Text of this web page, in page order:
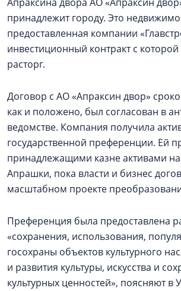
принадлежит городу. Это
предоставленная компании
инвестиционный контракт с
расторг.
Договор с АО «Апраксин двор»
как и положено, был согласован в
ведомстве. Компания получила
государственной преференции. Ей
принадлежащими казне активами
Апрашки, пока власти и бизнес
масштабном проекте
Преференция была предоставлена
«сохранения, использования,
госохраны объектов культурного
и развития культуры, искусства и
культурных ценностей», поясняют в